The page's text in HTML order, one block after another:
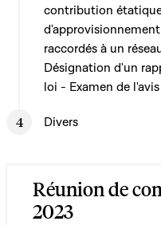
contribution
raccordés à un
Désignation d'un
loi - Examen de
Divers
Réunion de
2023